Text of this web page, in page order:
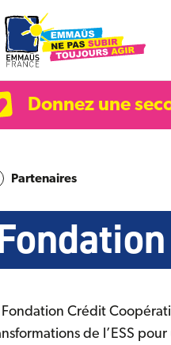
Donnez une
Partenaires
Fondation Crédit
de l’ESS